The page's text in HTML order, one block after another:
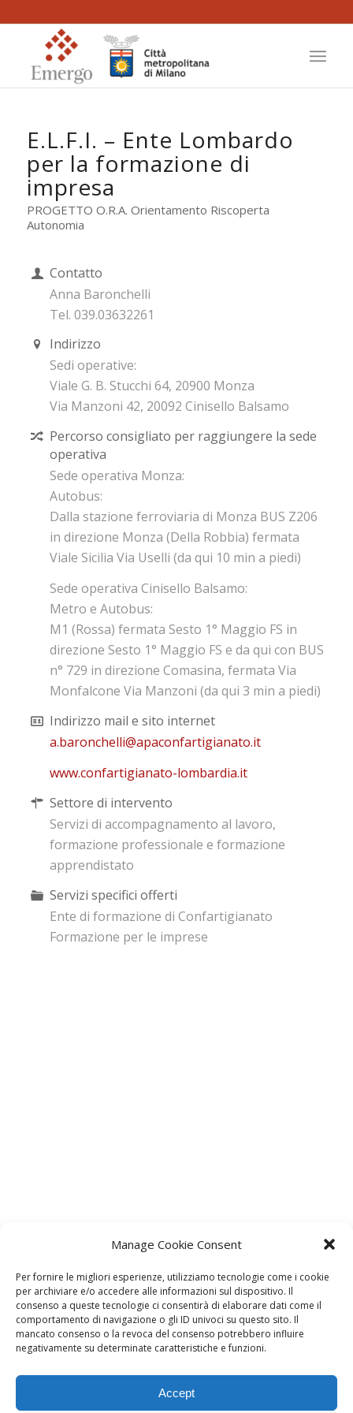
Manage Cookie Consent
Per fornire le migliori esperienze, utilizziamo tecnologie come i cookie
per archiviare e/o accedere alle informazioni sul dispositivo. Il
consenso a queste tecnologie ci consentirà di elaborare dati come il
comportamento di navigazione o gli ID univoci su questo sito. Il
mancato consenso o la revoca del consenso potrebbero influire
negativamente su determinate caratteristiche e funzioni.
Accept
E.L.F.I. – Ente Lombardo
per la formazione di
impresa
PROGETTO O.R.A. Orientamento Riscoperta
Autonomia
Contatto
Anna Baronchelli
Tel. 039.03632261
Indirizzo
Sedi operative:
Viale G. B. Stucchi 64, 20900 Monza
Via Manzoni 42, 20092 Cinisello Balsamo
Percorso consigliato per raggiungere la sede
operativa
Sede operativa Monza:
Autobus:
Dalla stazione ferroviaria di Monza BUS Z206
in direzione Monza (Della Robbia) fermata
Viale Sicilia Via Uselli (da qui 10 min a piedi)
Sede operativa Cinisello Balsamo:
Metro e Autobus:
M1 (Rossa) fermata Sesto 1° Maggio FS in
direzione Sesto 1° Maggio FS e da qui con BUS
n° 729 in direzione Comasina, fermata Via
Monfalcone Via Manzoni (da qui 3 min a piedi)
Indirizzo mail e sito internet
a.baronchelli@apaconfartigianato.it
www.confartigianato-lombardia.it
Settore di intervento
Servizi di accompagnamento al lavoro,
formazione professionale e formazione
apprendistato
Servizi specifici offerti
Ente di formazione di Confartigianato
Formazione per le imprese